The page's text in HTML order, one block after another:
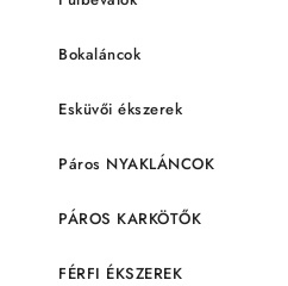
Bokaláncok
Esküvői ékszerek
Páros NYAKLÁNCOK
PÁROS KARKÖTŐK
FÉRFI ÉKSZEREK